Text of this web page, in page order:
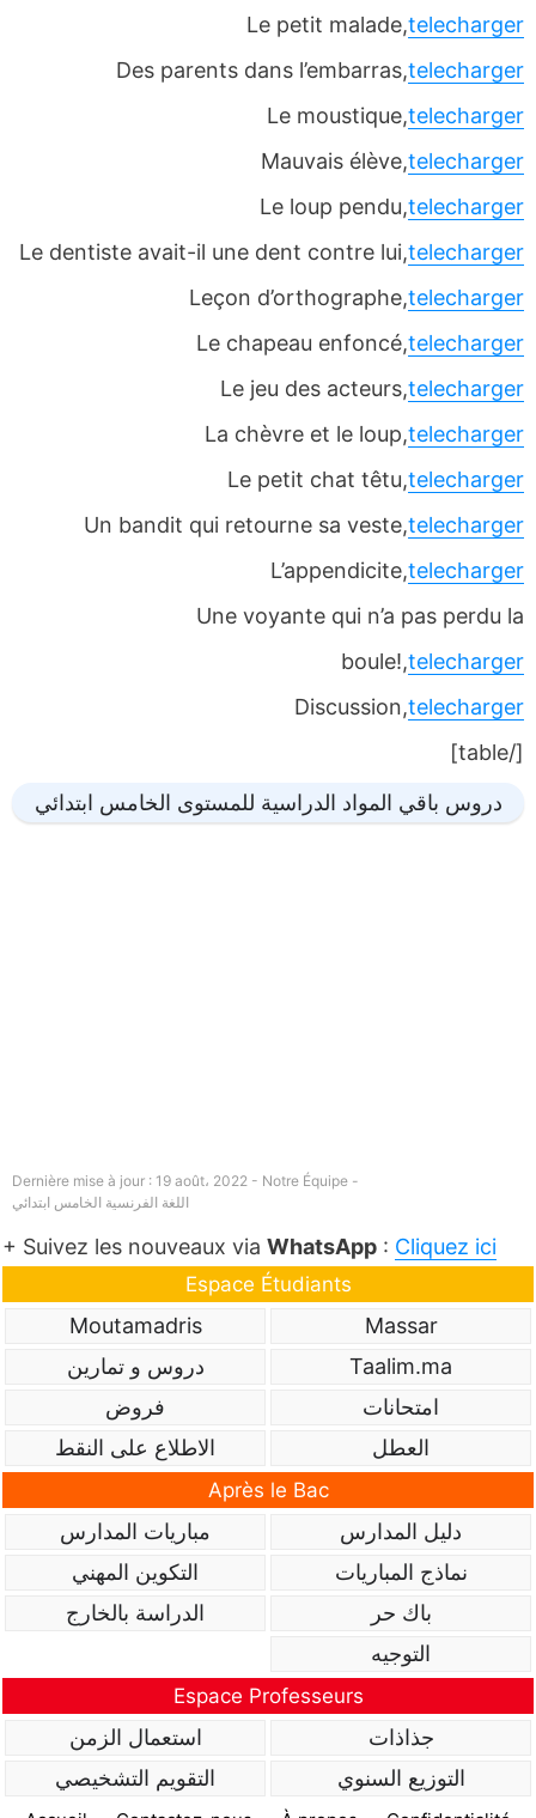
Le petit malade,telecharger
Des parents dans l’embarras,telecharger
Le moustique,telecharger
Mauvais élève,telecharger
Le loup pendu,telecharger
Le dentiste avait-il une dent contre lui,telecharger
Leçon d’orthographe,telecharger
Le chapeau enfoncé,telecharger
Le jeu des acteurs,telecharger
La chèvre et le loup,telecharger
Le petit chat têtu,telecharger
Un bandit qui retourne sa veste,telecharger
L’appendicite,telecharger
Une voyante qui n’a pas perdu la
boule!,telecharger
Discussion,telecharger
[/table]
دروس باقي المواد الدراسية للمستوى الخامس ابتدائي
Dernière mise à jour : 19 août، 2022 - Notre Équipe -
اللغة الفرنسية الخامس ابتدائي
+ Suivez les nouveaux via WhatsApp : Cliquez ici
Espace Étudiants
Massar
Moutamadris
Taalim.ma
دروس و تمارين
امتحانات
فروض
العطل
الاطلاع على النقط
Après le Bac
دليل المدارس
مباريات المدارس
نماذج المباريات
التكوين المهني
باك حر
الدراسة بالخارج
التوجيه
Espace Professeurs
جذاذات
استعمال الزمن
التوزيع السنوي
التقويم التشخيصي